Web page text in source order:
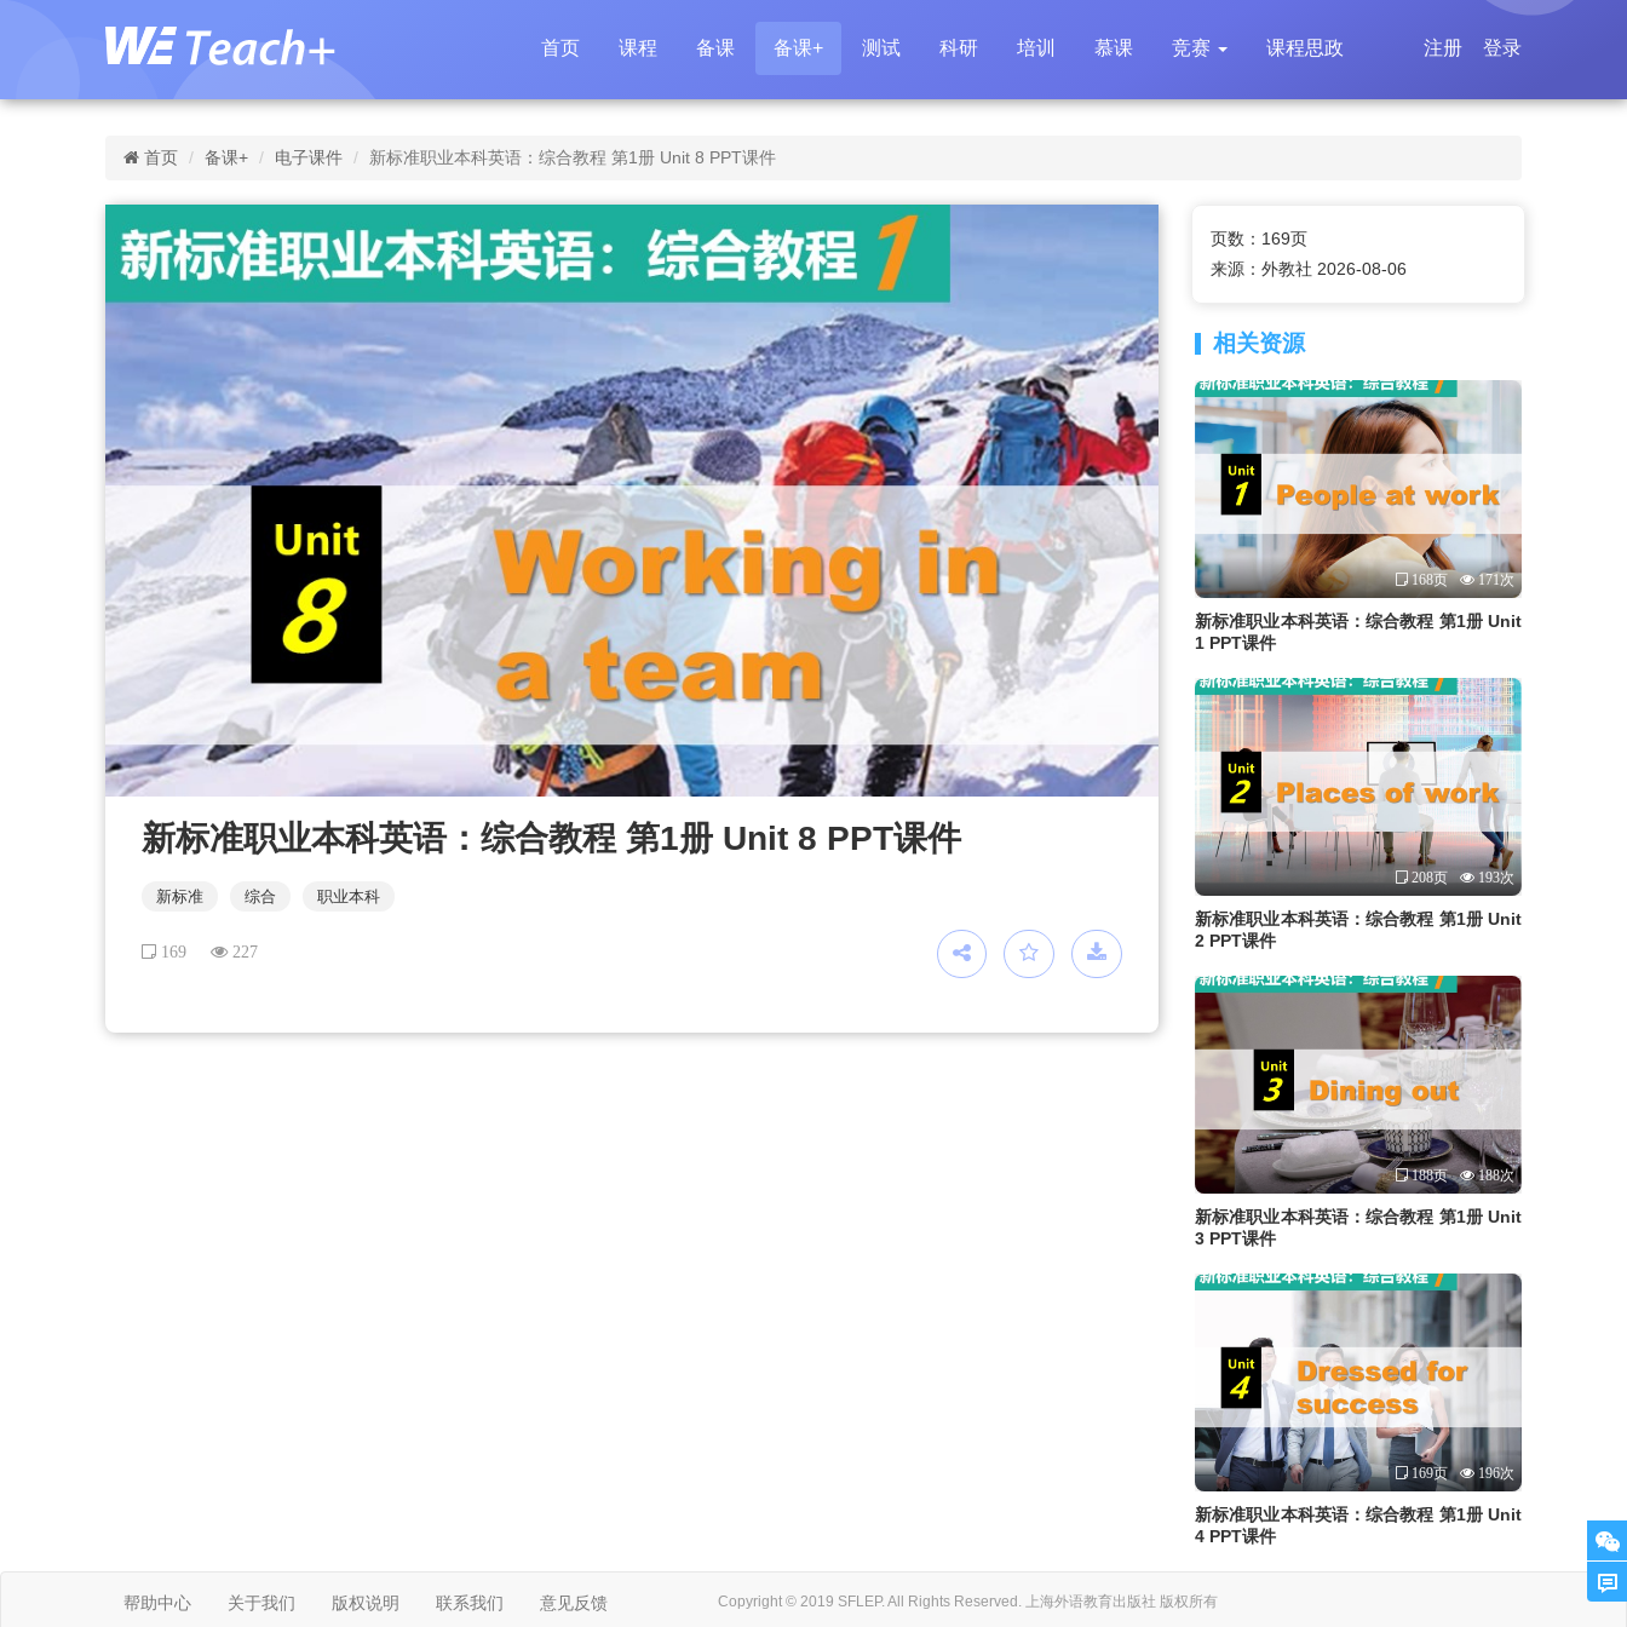
首页 课程 备课 备课+ 测试 科研 培训 慕课 竞赛 课程思政 登录
注册
首页 备课+ 电子课件 新标准职业本科英语：综合教程 第1册 Unit 8 PPT课件
新标准职业本科英语：综合教程 第1册 Unit 8 PPT课件
新标准 综合 职业本科
169 227
页数：169页
来源：外教社 2026-08-06
相关资源
168页 171次
新标准职业本科英语：综合教程 第1册 Unit
1 PPT课件
208页 193次
新标准职业本科英语：综合教程 第1册 Unit
2 PPT课件
188页 188次
新标准职业本科英语：综合教程 第1册 Unit
3 PPT课件
169页 196次
新标准职业本科英语：综合教程 第1册 Unit
4 PPT课件
帮助中心 关于我们 版权说明 联系我们 意见反馈 Copyright © 2019 SFLEP. All Rights Reserved. 上海外语教育出版社 版权所有